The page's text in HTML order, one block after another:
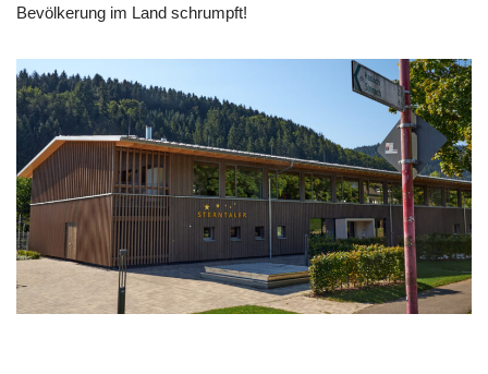
Bevölkerung im Land schrumpft!